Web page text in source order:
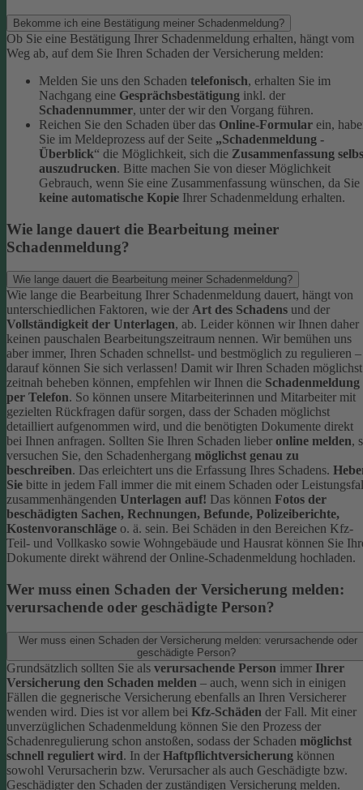
Bekomme ich eine Bestätigung meiner Schadenmeldung?
Ob Sie eine Bestätigung Ihrer Schadenmeldung erhalten, hängt vom
Weg ab, auf dem Sie Ihren Schaden der Versicherung melden:
Melden Sie uns den Schaden telefonisch, erhalten Sie im
Nachgang eine Gesprächsbestätigung inkl. der
Schadennummer, unter der wir den Vorgang führen.
Reichen Sie den Schaden über das Online-Formular ein,
Sie im Meldeprozess auf der Seite „Schadenmeldung -
Überblick“ die Möglichkeit, sich die Zusammenfassung
auszudrucken. Bitte machen Sie von dieser Möglichkeit
Gebrauch, wenn Sie eine Zusammenfassung wünschen, da Sie
keine automatische Kopie Ihrer Schadenmeldung erhalten.
Wie lange dauert die Bearbeitung meiner
Schadenmeldung?
Wie lange dauert die Bearbeitung meiner Schadenmeldung?
Wie lange die Bearbeitung Ihrer Schadenmeldung dauert, hängt von
unterschiedlichen Faktoren, wie der Art des Schadens und der
Vollständigkeit der Unterlagen, ab. Leider können wir Ihnen daher
keinen pauschalen Bearbeitungszeitraum nennen. Wir bemühen uns
aber immer, Ihren Schaden schnellst- und bestmöglich zu regulieren –
darauf können Sie sich verlassen! Damit wir Ihren Schaden möglichst
zeitnah beheben können, empfehlen wir Ihnen die Schadenmeldung
per Telefon. So können unsere Mitarbeiterinnen und Mitarbeiter mit
gezielten Rückfragen dafür sorgen, dass der Schaden möglichst
detailliert aufgenommen wird, und die benötigten Dokumente direkt
bei Ihnen anfragen. Sollten Sie Ihren Schaden lieber online melden,
versuchen Sie, den Schadenhergang möglichst genau zu
beschreiben. Das erleichtert uns die Erfassung Ihres Schadens.
Sie bitte in jedem Fall immer die mit einem Schaden oder
zusammenhängenden Unterlagen auf! Das können Fotos der
beschädigten Sachen, Rechnungen, Befunde, Polizeiberichte,
Kostenvoranschläge o. ä. sein. Bei Schäden in den Bereichen Kfz-
Teil- und Vollkasko sowie Wohngebäude und Hausrat können Sie
Dokumente direkt während der Online-Schadenmeldung hochladen.
Wer muss einen Schaden der Versicherung melden:
verursachende oder geschädigte Person?
Wer muss einen Schaden der Versicherung melden: verursachende oder
geschädigte Person?
Grundsätzlich sollten Sie als verursachende Person immer Ihrer
Versicherung den Schaden melden – auch, wenn sich in einigen
Fällen die gegnerische Versicherung ebenfalls an Ihren Versicherer
wenden wird. Dies ist vor allem bei Kfz-Schäden der Fall. Mit einer
unverzüglichen Schadenmeldung können Sie den Prozess der
Schadenregulierung schon anstoßen, sodass der Schaden möglichst
schnell reguliert wird. In der Haftpflichtversicherung können
sowohl Verursacherin bzw. Verursacher als auch Geschädigte bzw.
Geschädigter den Schaden der zuständigen Versicherung melden.